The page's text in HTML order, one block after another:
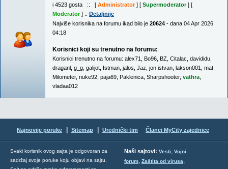
i 4523 gosta :: [ Administrator] [ Supermoderator] [
Moderator] :: Detaljnije
Najviše korisnika na forumu ikad bilo je 20624 - dana 04 Apr 2026
04:18
Korisnici koji su trenutno na forumu:
Korisnici trenutno na forumu: alex71 Bo96 BZ Citalac davididu
draganl g_g galijot Istman jalos Jaz jon istvan lakson001 mat
Milometer, nuke92 paja69 Paklenica Sharpshooter, vathra
vladaa012
Najnovije poruke Sitemap Urednički tim Članci MyCity zajednice
Svaki korisnik ovog sajta je odgovoran za
sadržaj svoje poruke koju objavi na sajtu.
Naši sajtovi: Vesti, Vojni
forum, Zaštita od virusa,